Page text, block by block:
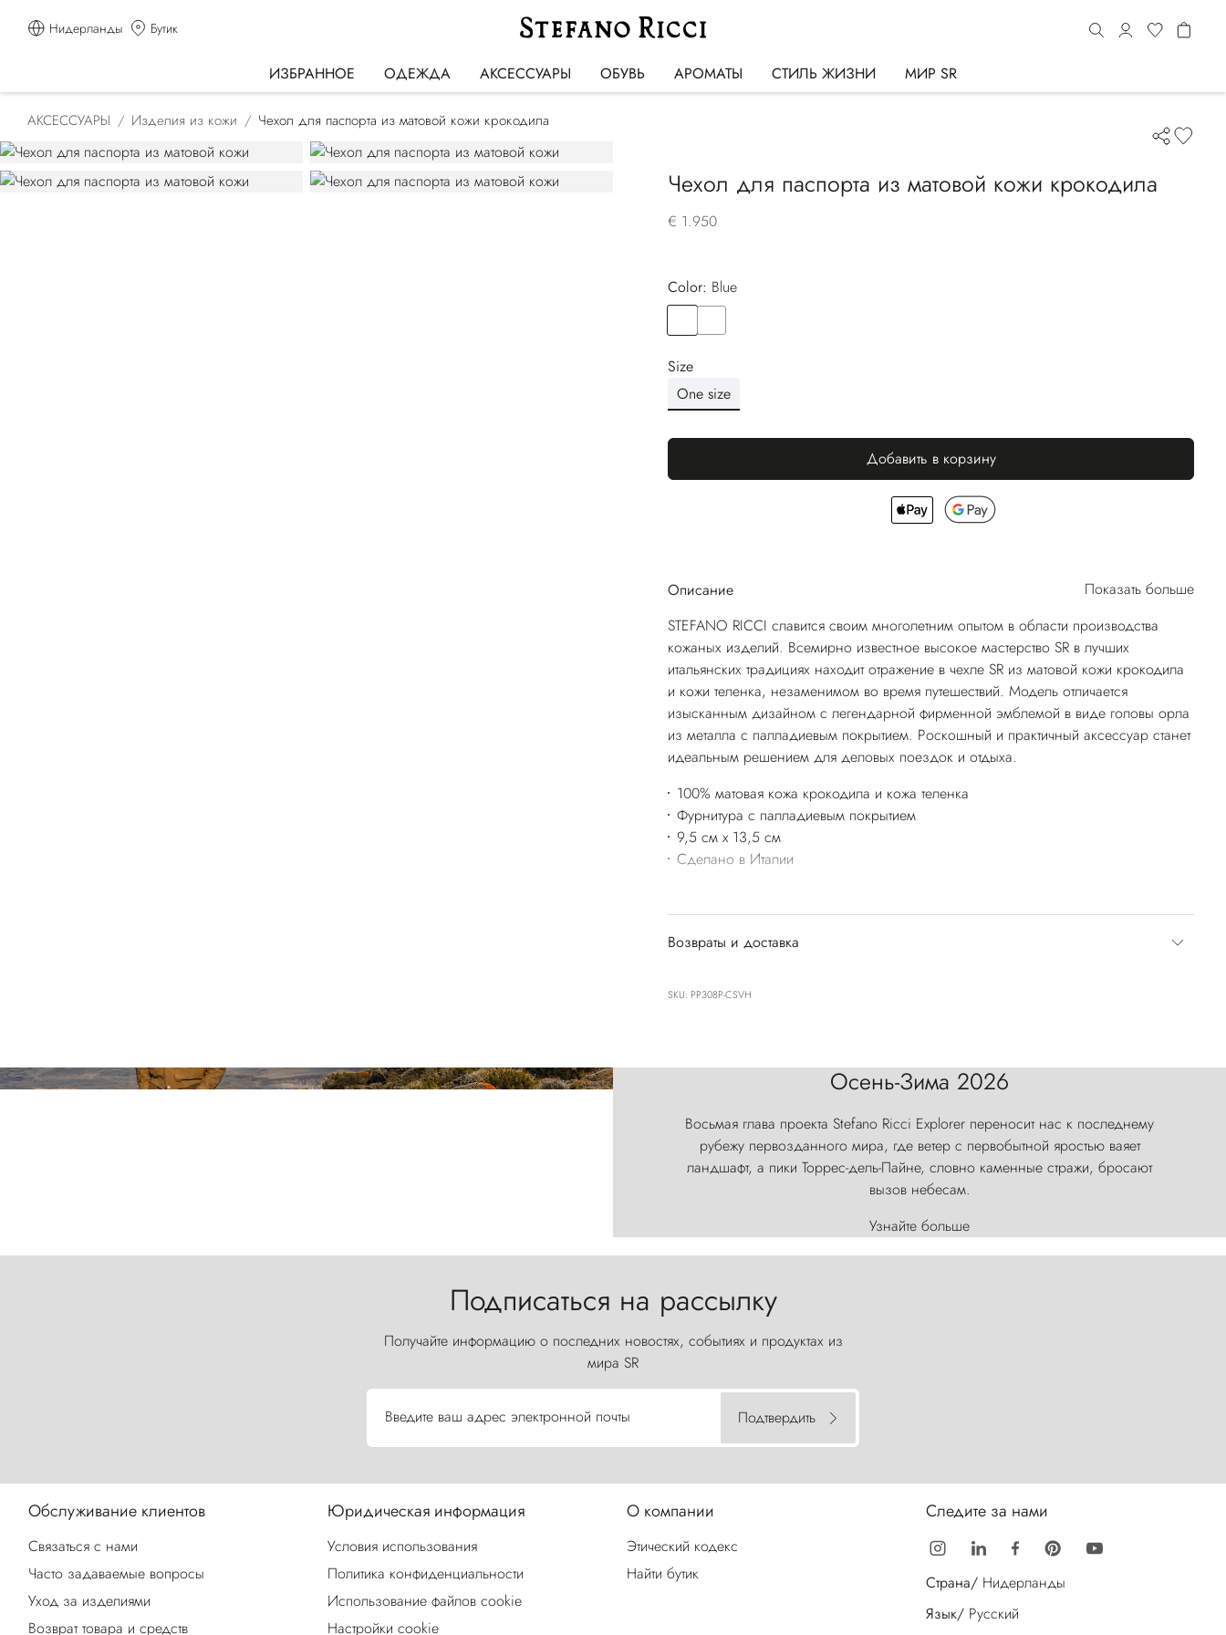
Нидерланды Бутик
ИЗБРАННОЕ ОДЕЖДА АКСЕССУАРЫ ОБУВЬ АРОМАТЫ СТИЛЬ ЖИЗНИ МИР SR
АКСЕССУАРЫ Изделия из кожи Чехол для паспорта из матовой кожи крокодила
Чехол для паспорта из матовой кожи крокодила
€ 1.950
Color:
blue
Size
One size
Добавить в корзину
Описание
Показать больше
STEFANO RICCI славится своим многолетним опытом в области производства
кожаных изделий. Всемирно известное высокое мастерство SR в лучших
итальянских традициях находит отражение в чехле SR из матовой кожи крокодила
и кожи теленка, незаменимом во время путешествий. Модель отличается
изысканным дизайном с легендарной фирменной эмблемой в виде головы орла
из металла с палладиевым покрытием. Роскошный и практичный аксессуар станет
идеальным решением для деловых поездок и отдыха.
100% матовая кожа крокодила и кожа теленка
Фурнитура с палладиевым покрытием
9,5 см x 13,5 см
Сделано в Италии
Возвраты и доставка
SKU: PP308P-CSVH
Осень-Зима 2026
Восьмая глава проекта Stefano Ricci Explorer переносит нас к последнему
рубежу первозданного мира, где ветер с первобытной яростью ваяет
ландшафт, а пики Торрес-дель-Пайне, словно каменные стражи, бросают
вызов небесам.
Узнайте больше
Подписаться на рассылку
Получайте информацию о последних новостях, событиях и продуктах из
мира SR
Введите ваш адрес электронной почты Подтвердить
Обслуживание клиентов
Связаться с нами
Часто задаваемые вопросы
Уход за изделиями
Возврат товара и средств
Юридическая информация
Условия использования
Политика конфиденциальности
Использование файлов cookie
Настройки cookie
О компании
Этический кодекс
Найти бутик
Следите за нами
Страна/ Нидерланды
Язык/ Русский